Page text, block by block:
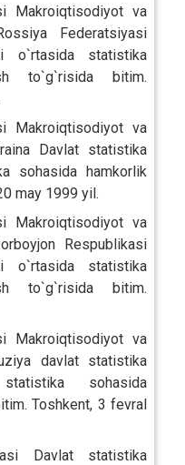
Makroiqtisodiyot va
Federatsiyasi
o`rtasida statistika
to`g`risida bitim.
Makroiqtisodiyot va
Davlat statistika
sohasida hamkorlik
may 1999 yil.
Makroiqtisodiyot va
Respublikasi
o`rtasida statistika
to`g`risida bitim.
Makroiqtisodiyot va
davlat statistika
sohasida
Toshkent, 3 fevral
Davlat statistika